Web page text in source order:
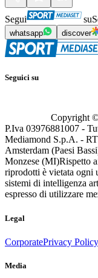
Segui su
whatsapp discover
Seguici su
Copyright
P.Iva 03976881007 -
Mediamond S.p.A. -
Amsterdam (Paesi
Monzese (MI)Rispetto
riprodotti è vietata ogni
sistemi di intelligenza
espresso di utilizzare
Legal
CorporatePrivacy Policy
Media